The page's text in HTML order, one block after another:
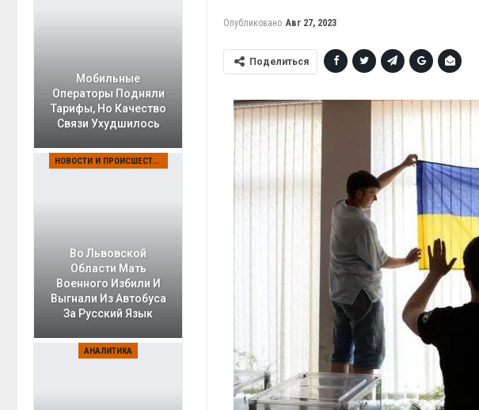
Опубликовано Авг 27, 2023
Поделиться
Мобильные
Операторы Подняли
Тарифы, Но Качество
Связи Ухудшилось
НОВОСТИ И ПРОИСШЕСТВИЯ
Во Львовской
Области Мать
Военного Избили И
Выгнали Из Автобуса
За Русский Язык
АНАЛИТИКА